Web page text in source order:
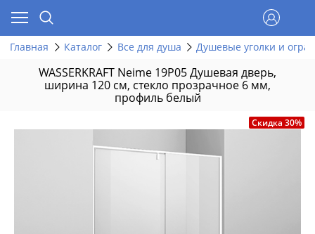
Главная Каталог Все для душа Душевые уголки и
WASSERKRAFT Neime 19P05 Душевая дверь,
ширина 120 см, стекло прозрачное 6 мм,
профиль белый
Скидка 30%